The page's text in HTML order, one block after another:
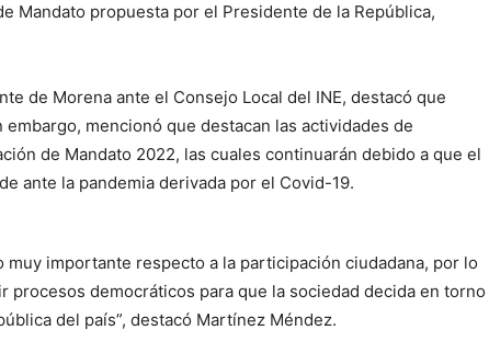
Mandato propuesta por el Presidente de la República,
de Morena ante el Consejo Local del INE, destacó que
mencionó que destacan las actividades de
de Mandato 2022, las cuales continuarán debido a que el
ante la pandemia derivada por el Covid-19.
muy importante respecto a la participación ciudadana, por lo
procesos democráticos para que la sociedad decida en torno
del país”, destacó Martínez Méndez.